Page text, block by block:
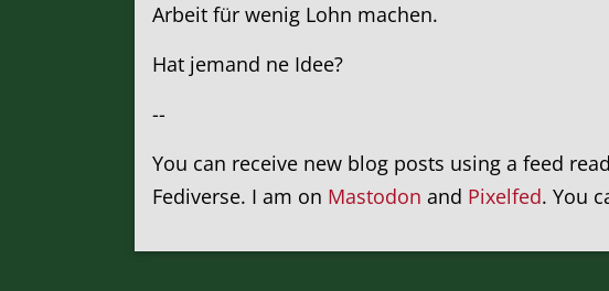
Arbeit für wenig Lohn machen.
Hat jemand ne Idee?
--
You can receive new blog posts using a feed
Fediverse. I am on Mastodon and Pixelfed. You